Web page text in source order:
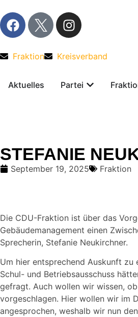
Fraktion Kreisverband
Aktuelles Partei
STEFANIE
September 19, 2025 Fraktion
Die CDU-Fraktion ist über das
Gebäudemanagement einen
Sprecherin, Stefanie Neukirchner.
Um hier entsprechend Auskunft zu
Schul- und Betriebsausschuss
gefragt. Auch wollen wir wissen,
vorgeschlagen. Hier wollen wir im
angesprochen, weshalb wir nun